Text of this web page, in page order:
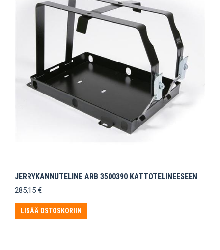
JERRYKANNUTELINE ARB 3500390 KATTOTELINEESEEN
285,15 €
LISÄÄ OSTOSKORIIN